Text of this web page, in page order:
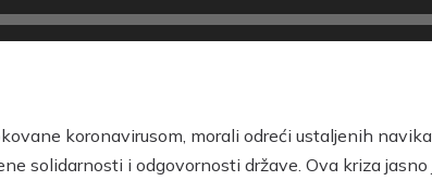
koronavirusom, morali odreći ustaljenih
solidarnosti i odgovornosti države. Ova kriza